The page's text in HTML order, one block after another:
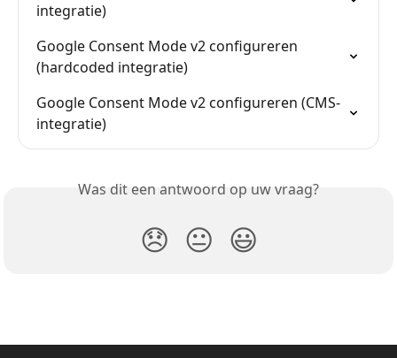
integratie)
Google Consent Mode v2 configureren
(hardcoded integratie)
Google Consent Mode v2 configureren (CMS-
integratie)
Was dit een antwoord op uw vraag?
😞 😐 😃